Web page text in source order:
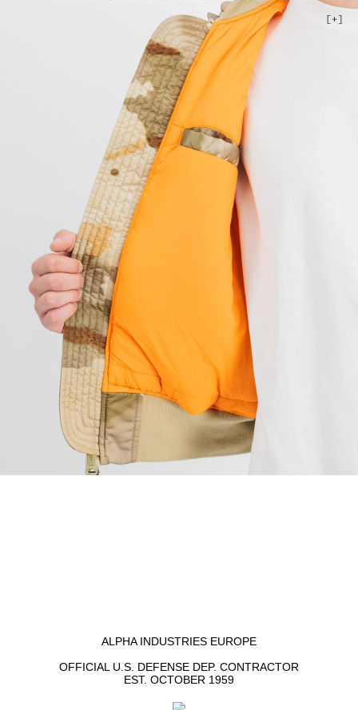
ALPHA INDUSTRIES EUROPE
OFFICIAL U.S. DEFENSE DEP. CONTRACTOR
EST. OCTOBER 1959